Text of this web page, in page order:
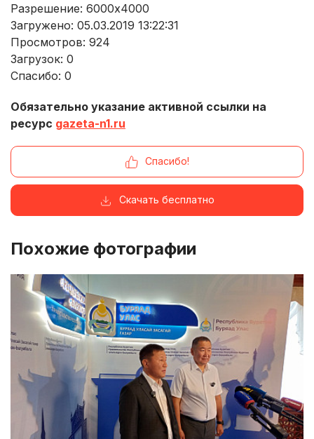
Разрешение: 6000x4000
Загружено: 05.03.2019 13:22:31
Просмотров: 924
Загрузок: 0
Спасибо: 0
Обязательно указание активной ссылки на
ресурс gazeta-n1.ru
Спасибо!
Скачать бесплатно
Похожие фотографии